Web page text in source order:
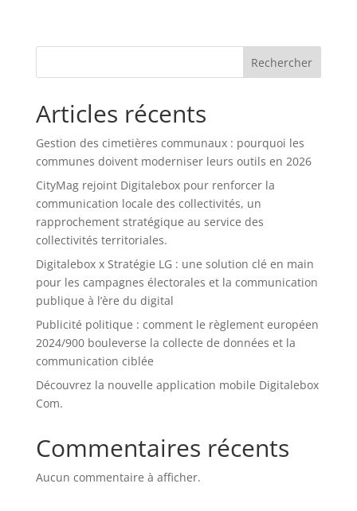
Rechercher
Articles récents
Gestion des cimetières communaux : pourquoi les
communes doivent moderniser leurs outils en 2026
CityMag rejoint Digitalebox pour renforcer la
communication locale des collectivités, un
rapprochement stratégique au service des
collectivités territoriales.
Digitalebox x Stratégie LG : une solution clé en main
pour les campagnes électorales et la communication
publique à l’ère du digital
Publicité politique : comment le règlement européen
2024/900 bouleverse la collecte de données et la
communication ciblée
Découvrez la nouvelle application mobile Digitalebox
Com.
Commentaires récents
Aucun commentaire à afficher.